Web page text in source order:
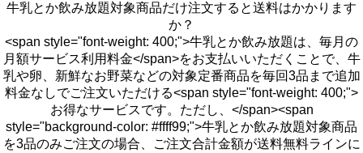
牛乳とか飲み放題対象商品だけ注文すると送料はかかります
か？
<span style="font-weight: 400;">牛乳とか飲み放題は、毎月の
月額サービス利用料金</span>をお支払いいただくことで、牛
乳や卵、新鮮なお野菜などの対象定番商品を毎回3品まで追加
料金なしでご注文いただける<span style="font-weight: 400;">
お得なサービスです。ただし、</span><span
style="background-color: #ffff99;">牛乳とか飲み放題対象商品
を3品のみご注文の場合、ご注文合計金額が送料無料ラインに